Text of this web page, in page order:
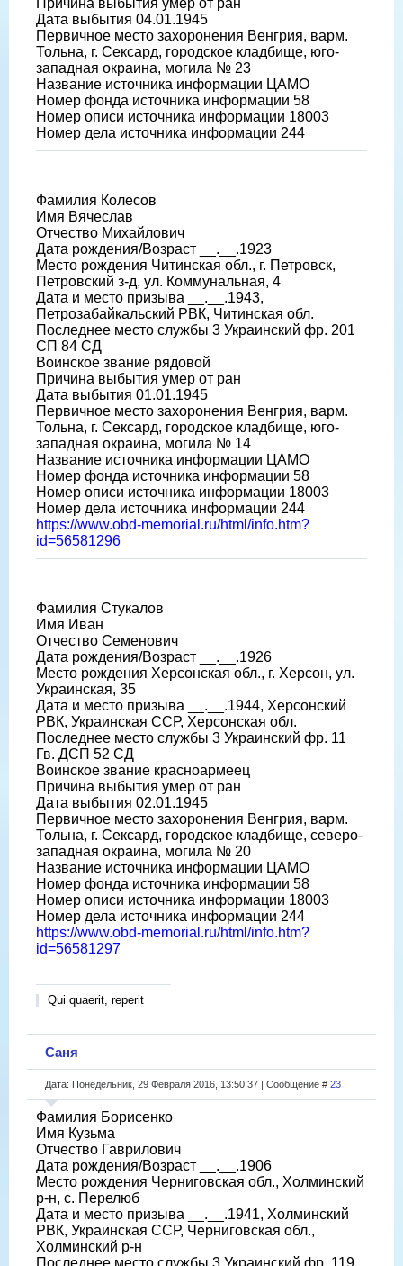
Причина выбытия умер от ран
Дата выбытия 04.01.1945
Первичное место захоронения Венгрия, варм.
Тольна, г. Сексард, городское кладбище, юго-
западная окраина, могила № 23
Название источника информации ЦАМО
Номер фонда источника информации 58
Номер описи источника информации 18003
Номер дела источника информации 244
Фамилия Колесов
Имя Вячеслав
Отчество Михайлович
Дата рождения/Возраст __.__.1923
Место рождения Читинская обл., г. Петровск,
Петровский з-д, ул. Коммунальная, 4
Дата и место призыва __.__.1943,
Петрозабайкальский РВК, Читинская обл.
Последнее место службы 3 Украинский фр. 201
СП 84 СД
Воинское звание рядовой
Причина выбытия умер от ран
Дата выбытия 01.01.1945
Первичное место захоронения Венгрия, варм.
Тольна, г. Сексард, городское кладбище, юго-
западная окраина, могила № 14
Название источника информации ЦАМО
Номер фонда источника информации 58
Номер описи источника информации 18003
Номер дела источника информации 244
https://www.obd-memorial.ru/html/info.htm?
id=56581296
Фамилия Стукалов
Имя Иван
Отчество Семенович
Дата рождения/Возраст __.__.1926
Место рождения Херсонская обл., г. Херсон, ул.
Украинская, 35
Дата и место призыва __.__.1944, Херсонский
РВК, Украинская ССР, Херсонская обл.
Последнее место службы 3 Украинский фр. 11
Гв. ДСП 52 СД
Воинское звание красноармеец
Причина выбытия умер от ран
Дата выбытия 02.01.1945
Первичное место захоронения Венгрия, варм.
Тольна, г. Сексард, городское кладбище, северо-
западная окраина, могила № 20
Название источника информации ЦАМО
Номер фонда источника информации 58
Номер описи источника информации 18003
Номер дела источника информации 244
https://www.obd-memorial.ru/html/info.htm?
id=56581297
Qui quaerit, reperit
Саня
Дата: Понедельник, 29 Февраля 2016, 13:50:37 | Сообщение # 23
Фамилия Борисенко
Имя Кузьма
Отчество Гаврилович
Дата рождения/Возраст __.__.1906
Место рождения Черниговская обл., Холминский
р-н, с. Перелюб
Дата и место призыва __.__.1941, Холминский
РВК, Украинская ССР, Черниговская обл.,
Холминский р-н
Последнее место службы 3 Украинский фр. 119